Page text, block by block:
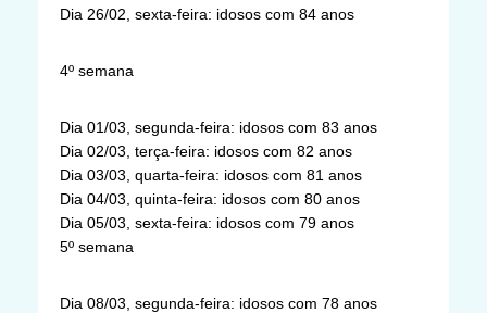
Dia 26/02, sexta-feira: idosos com 84 anos
4º semana
Dia 01/03, segunda-feira: idosos com 83 anos
Dia 02/03, terça-feira: idosos com 82 anos
Dia 03/03, quarta-feira: idosos com 81 anos
Dia 04/03, quinta-feira: idosos com 80 anos
Dia 05/03, sexta-feira: idosos com 79 anos
5º semana
Dia 08/03, segunda-feira: idosos com 78 anos